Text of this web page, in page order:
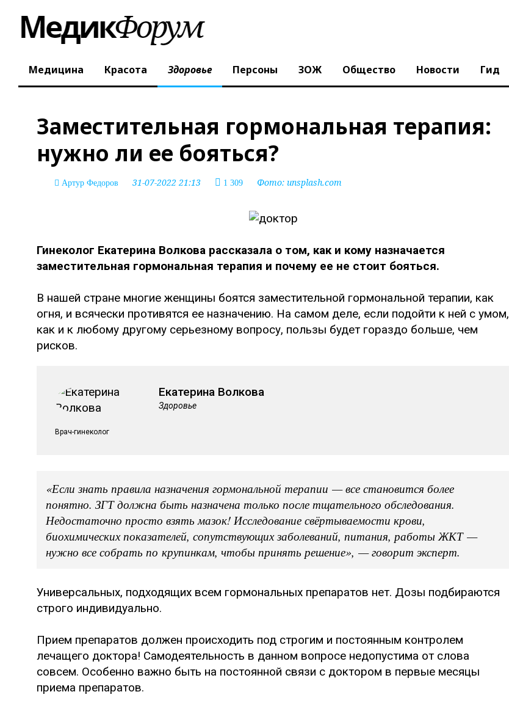
Медицина Красота Здоровье Персоны ЗОЖ Общество Новости Гид
Заместительная гормональная терапия:
нужно ли ее бояться?
Артур Федоров 31-07-2022 21:13 1 309 Фото: unsplash.com
Гинеколог Екатерина Волкова рассказала о том, как и кому назначается
заместительная гормональная терапия и почему ее не стоит бояться.
В нашей стране многие женщины боятся заместительной гормональной терапии, как
огня, и всячески противятся ее назначению. На самом деле, если подойти к ней с умом,
как и к любому другому серьезному вопросу, пользы будет гораздо больше, чем
рисков.
Екатерина Волкова
Здоровье
Врач-гинеколог
«Если знать правила назначения гормональной терапии — все становится более
понятно. ЗГТ должна быть назначена только после тщательного обследования.
Недостаточно просто взять мазок! Исследование свёртываемости крови,
биохимических показателей, сопутствующих заболеваний, питания, работы ЖКТ —
нужно все собрать по крупинкам, чтобы принять решение», — говорит эксперт.
Универсальных, подходящих всем гормональных препаратов нет. Дозы подбираются
строго индивидуально.
Прием препаратов должен происходить под строгим и постоянным контролем
лечащего доктора! Самодеятельность в данном вопросе недопустима от слова
совсем. Особенно важно быть на постоянной связи с доктором в первые месяцы
приема препаратов.